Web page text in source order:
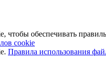
обеспечивать
cookie
Правила использования